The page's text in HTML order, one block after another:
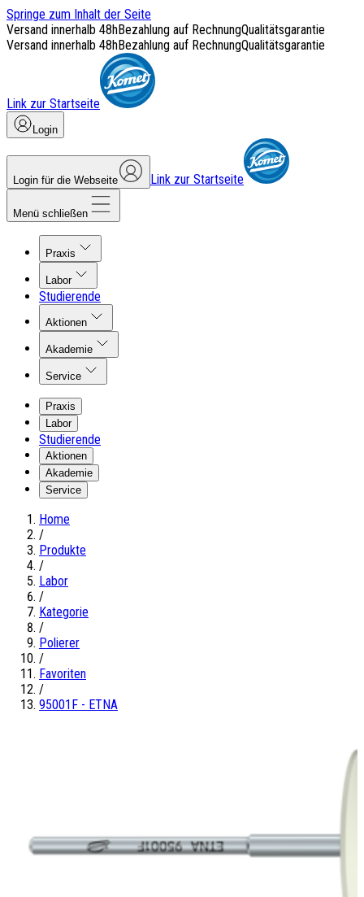
Springe zum Inhalt der Seite
Versand innerhalb 48hBezahlung auf RechnungQualitätsgarantie
Versand innerhalb 48hBezahlung auf RechnungQualitätsgarantie
Link zur Startseite
Login
Login für die Webseite Link zur Startseite
Menü schließen
Praxis
Labor
Studierende
Aktionen
Akademie
Service
Praxis
Labor
Studierende
Aktionen
Akademie
Service
Home
/
Produkte
/
Labor
/
Kategorie
/
Polierer
/
Favoriten
/
95001F - ETNA